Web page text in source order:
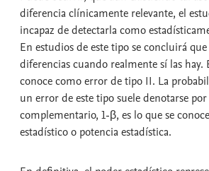
diferencia clínicamente relevante, el
incapaz de detectarla como
En estudios de este tipo se concluirá
diferencias cuando realmente sí las hay.
conoce comoerror de tipo II. La
un error de este tipo suele denotarse
complementario, 1-β, es lo que se
estadísticoo potencia estadística.